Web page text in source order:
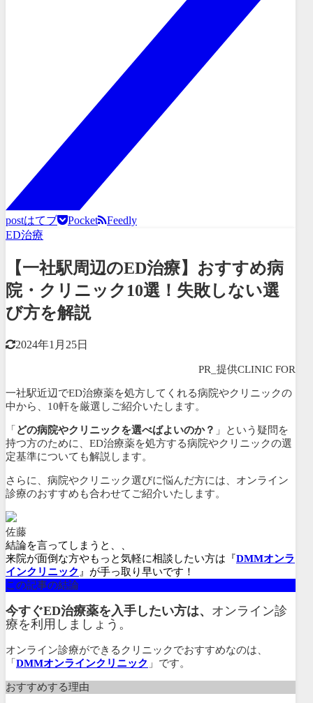
postはてブ Pocket
Feedly
ED治療
【一社駅周辺のED治療】おすすめ病
院・クリニック10選！失敗しない選
び方を解説
2024年1月25日
PR_提供CLINIC FOR
一社駅近辺でED治療薬を処方してくれる病院やクリニックの
中から、 10軒を厳選しご紹介いたします。
「 どの病院やクリニックを選べばよいのか？ 」という疑問を
持つ方のために、ED治療薬を処方する病院やクリニックの選
定基準についても解説します。
さらに、病院やクリニック選びに悩んだ方には、 オンライン
診療のおすすめも合わせてご紹介いたします。
佐藤
結論を言ってしまうと、、
来院が面倒な方やもっと気軽に相談したい方は『DMMオンラ
インクリニック 』が手っ取り早いです！
この記事の結論
今すぐED治療薬を入手したい方は、 オンライン診
療を利用しましょう。
オンライン診療ができるクリニックでおすすめなのは、
「 DMMオンラインクリニック 」です。
おすすめする理由